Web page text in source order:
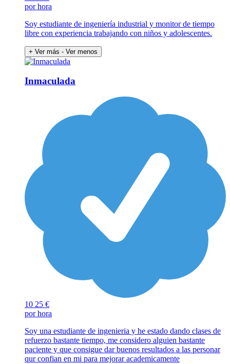
por hora
Soy estudiante de ingeniería industrial y monitor de tiempo
libre con experiencia trabajando con niños y adolescentes.
+ Ver más - Ver menos
Inmaculada
10 25 €
por hora
Soy una estudiante de ingenieria y he estado dando clases de
refuerzo bastante tiempo, me considero alguien bastante
paciente y que consigue dar buenos resultados a las personar
qur confian en mi para mejorar academicamente